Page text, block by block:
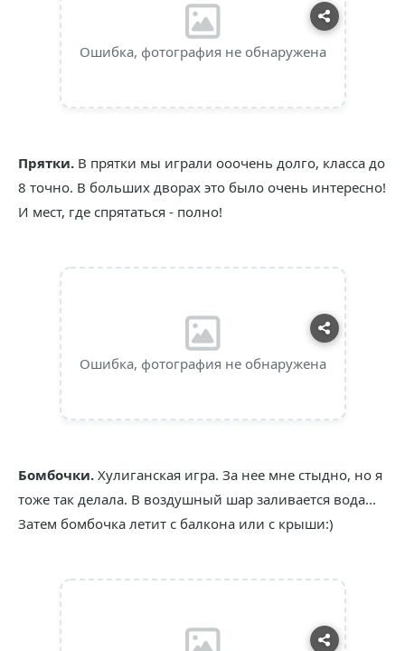
Ошибка, фотография не обнаружена
Прятки. В прятки мы играли ооочень долго, класса до
8 точно. В больших дворах это было очень интересно!
И мест, где спрятаться - полно!
Ошибка, фотография не обнаружена
Бомбочки. Хулиганская игра. За нее мне стыдно, но я
тоже так делала. В воздушный шар заливается вода...
Затем бомбочка летит с балкона или с крыши:)